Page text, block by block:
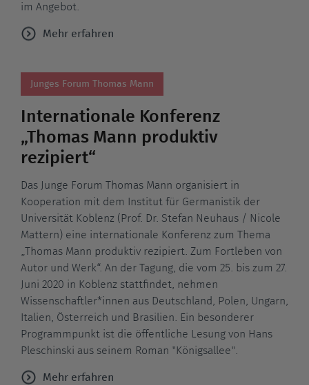
im Angebot.
Mehr erfahren
Junges Forum Thomas Mann
Internationale Konferenz
„Thomas Mann produktiv
rezipiert“
Das Junge Forum Thomas Mann organisiert in
Kooperation mit dem Institut für Germanistik der
Universität Koblenz (Prof. Dr. Stefan Neuhaus / Nicole
Mattern) eine internationale Konferenz zum Thema
„Thomas Mann produktiv rezipiert. Zum Fortleben von
Autor und Werk“. An der Tagung, die vom 25. bis zum 27.
Juni 2020 in Koblenz stattfindet, nehmen
Wissenschaftler*innen aus Deutschland, Polen, Ungarn,
Italien, Österreich und Brasilien. Ein besonderer
Programmpunkt ist die öffentliche Lesung von Hans
Pleschinski aus seinem Roman "Königsallee".
Mehr erfahren